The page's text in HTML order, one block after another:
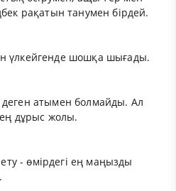
рақатын танумен бірдей.
үлкейгенде шошқа шығады.
атымен болмайды. Ал
ең дұрыс жолы.
- өмірдегі ең маңызды